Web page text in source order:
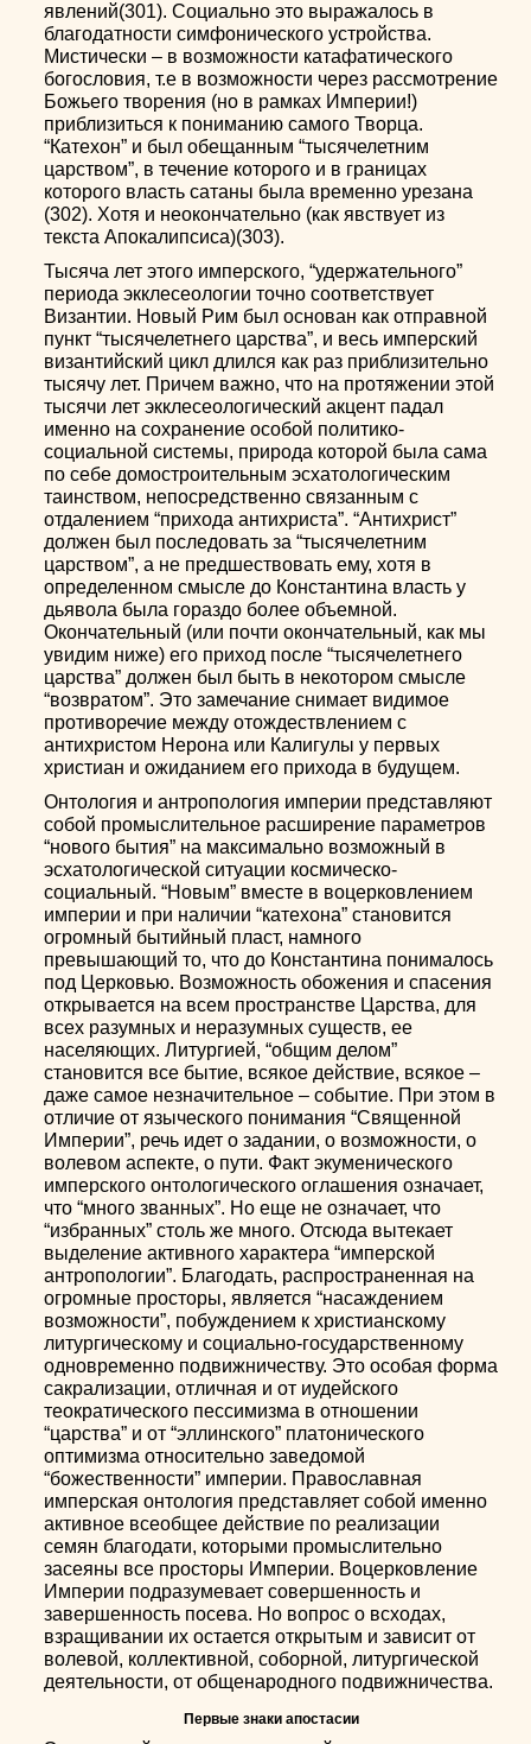
явлений(301). Социально это выражалось в
благодатности симфонического устройства.
Мистически – в возможности катафатического
богословия, т.е в возможности через рассмотрение
Божьего творения (но в рамках Империи!)
приблизиться к пониманию самого Творца.
“Катехон” и был обещанным “тысячелетним
царством”, в течение которого и в границах
которого власть сатаны была временно урезана
(302). Хотя и неокончательно (как явствует из
текста Апокалипсиса)(303).
Тысяча лет этого имперского, “удержательного”
периода экклесеологии точно соответствует
Византии. Новый Рим был основан как отправной
пункт “тысячелетнего царства”, и весь имперский
византийский цикл длился как раз приблизительно
тысячу лет. Причем важно, что на протяжении этой
тысячи лет экклесеологический акцент падал
именно на сохранение особой политико-
социальной системы, природа которой была сама
по себе домостроительным эсхатологическим
таинством, непосредственно связанным с
отдалением “прихода антихриста”. “Антихрист”
должен был последовать за “тысячелетним
царством”, а не предшествовать ему, хотя в
определенном смысле до Константина власть у
дьявола была гораздо более объемной.
Окончательный (или почти окончательный, как мы
увидим ниже) его приход после “тысячелетнего
царства” должен был быть в некотором смысле
“возвратом”. Это замечание снимает видимое
противоречие между отождествлением с
антихристом Нерона или Калигулы у первых
христиан и ожиданием его прихода в будущем.
Онтология и антропология империи представляют
собой промыслительное расширение параметров
“нового бытия” на максимально возможный в
эсхатологической ситуации космическо-
социальный. “Новым” вместе в воцерковлением
империи и при наличии “катехона” становится
огромный бытийный пласт, намного
превышающий то, что до Константина понималось
под Церковью. Возможность обожения и спасения
открывается на всем пространстве Царства, для
всех разумных и неразумных существ, ее
населяющих. Литургией, “общим делом”
становится все бытие, всякое действие, всякое –
даже самое незначительное – событие. При этом в
отличие от языческого понимания “Священной
Империи”, речь идет о задании, о возможности, о
волевом аспекте, о пути. Факт экуменического
имперского онтологического оглашения означает,
что “много званных”. Но еще не означает, что
“избранных” столь же много. Отсюда вытекает
выделение активного характера “имперской
антропологии”. Благодать, распространенная на
огромные просторы, является “насаждением
возможности”, побуждением к христианскому
литургическому и социально-государственному
одновременно подвижничеству. Это особая форма
сакрализации, отличная и от иудейского
теократического пессимизма в отношении
“царства” и от “эллинского” платонического
оптимизма относительно заведомой
“божественности” империи. Православная
имперская онтология представляет собой именно
активное всеобщее действие по реализации
семян благодати, которыми промыслительно
засеяны все просторы Империи. Воцерковление
Империи подразумевает совершенность и
завершенность посева. Но вопрос о всходах,
взращивании их остается открытым и зависит от
волевой, коллективной, соборной, литургической
деятельности, от общенародного подвижничества.
Первые знаки апостасии